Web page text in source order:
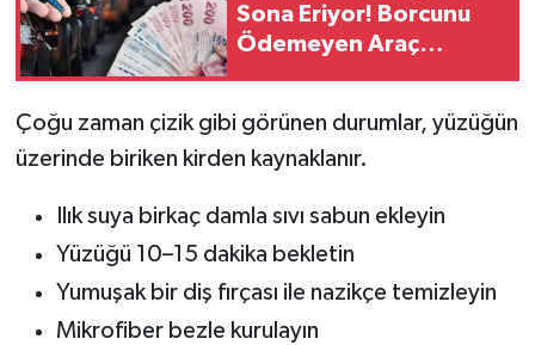
Sona Eriyor! Borcunu
Ödemeyen Araç
Çoğu zaman çizik gibi görünen durumlar, yüzüğün
üzerinde biriken kirden kaynaklanır.
Ilık suya birkaç damla sıvı sabun ekleyin
Yüzüğü 10–15 dakika bekletin
Yumuşak bir diş fırçası ile nazikçe temizleyin
Mikrofiber bezle kurulayın